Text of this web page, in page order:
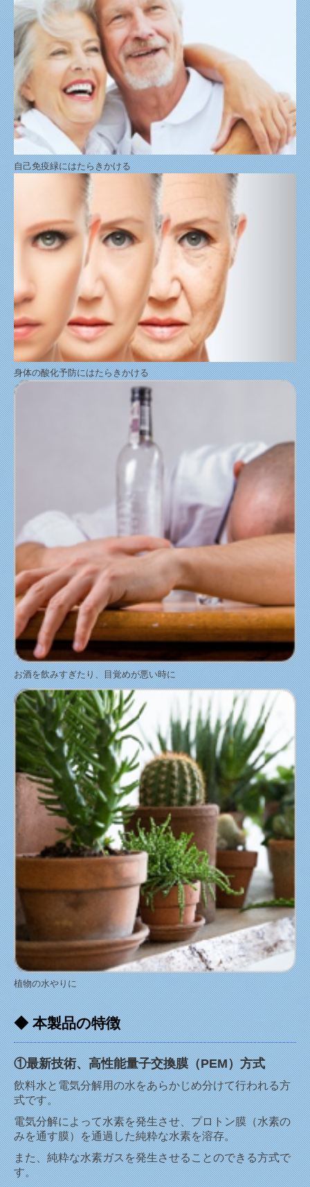
自己免疫緑にはたらきかける
身体の酸化予防にはたらきかける
お酒を飲みすぎたり、目覚めが悪い時に
植物の水やりに
◆ 本製品の特徴
①最新技術、高性能量子交換膜（PEM）方式
飲料水と電気分解用の水をあらかじめ分けて行われる方
式です。
電気分解によって水素を発生させ、プロトン膜（水素の
みを通す膜）を通過した純粋な水素を溶存。
また、純粋な水素ガスを発生させることのできる方式で
す。